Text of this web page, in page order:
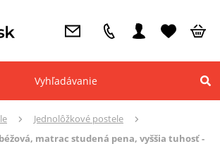
Jednolôžkové postele
matrac studená pena, vyššia tuhosť -